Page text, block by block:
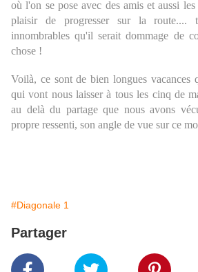
où l'on se pose avec des amis et aussi
plaisir de progresser sur la route....
innombrables qu'il serait dommage de
chose !
Voilà, ce sont de bien longues vacances
qui vont nous laisser à tous les cinq de
au delà du partage que nous avons
propre ressenti, son angle de vue sur ce
#Diagonale 1
Partager